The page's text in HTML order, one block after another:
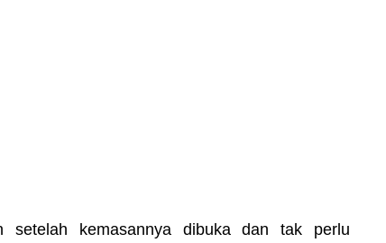
setelah kemasannya dibuka dan tak perlu